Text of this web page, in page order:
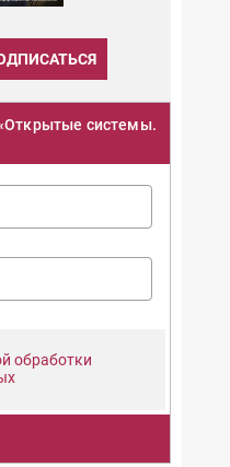
системы.
обработки